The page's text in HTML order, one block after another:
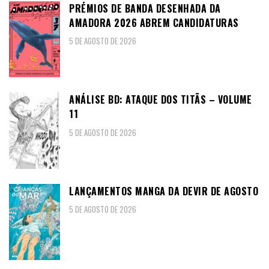
PRÉMIOS DE BANDA DESENHADA DA
AMADORA 2026 ABREM CANDIDATURAS
5 DE AGOSTO DE 2026
ANÁLISE BD: ATAQUE DOS TITÃS – VOLUME
11
5 DE AGOSTO DE 2026
LANÇAMENTOS MANGA DA DEVIR DE AGOSTO
5 DE AGOSTO DE 2026